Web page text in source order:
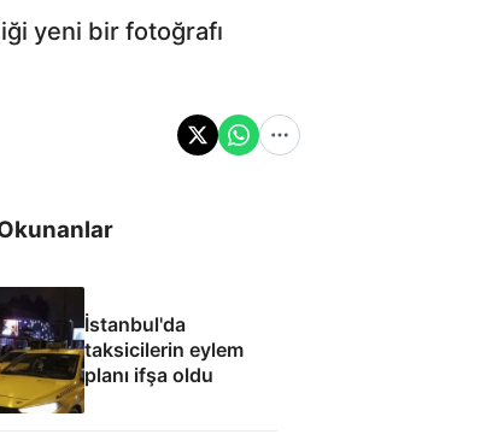
yeni bir fotoğrafı
İstanbul'da
taksicilerin eylem
planı ifşa oldu